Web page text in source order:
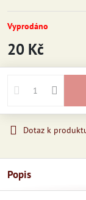
Vyprodáno
20 Kč
Dotaz k
Popis